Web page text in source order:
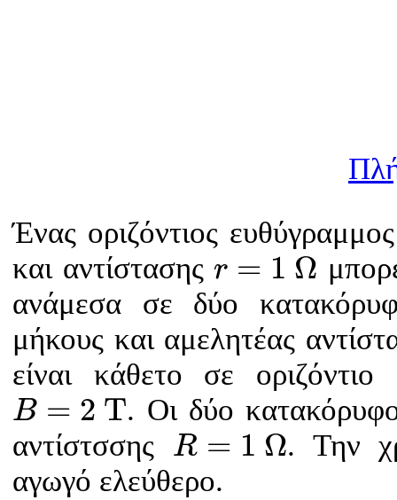
Ένας οριζόντιος
και αντίστασηςr = 1 Ω
r=1 Ω
ανάμεσα σε δύο
μήκους και αμελητέας
είναι κάθετο σε
B = 2 T
B= 2 T
. Οι δύο
αντίστσσης
R = 1 Ω
R=1 Ω
. Την
αγωγό ελεύθερο.